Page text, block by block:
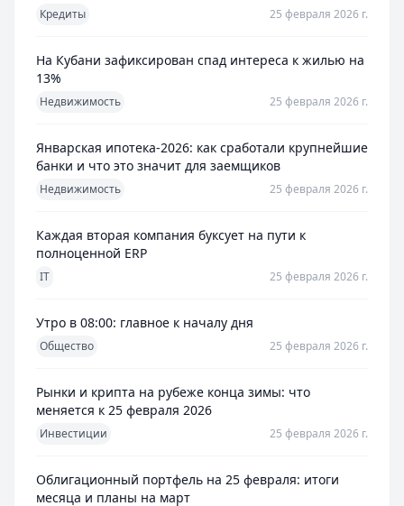
Кредиты 25 февраля 2026 г.
На Кубани зафиксирован спад интереса к жилью на
13%
Недвижимость 25 февраля 2026 г.
Январская ипотека-2026: как сработали крупнейшие
банки и что это значит для заемщиков
Недвижимость 25 февраля 2026 г.
Каждая вторая компания буксует на пути к
полноценной ERP
IT 25 февраля 2026 г.
Утро в 08:00: главное к началу дня
Общество 25 февраля 2026 г.
Рынки и крипта на рубеже конца зимы: что
меняется к 25 февраля 2026
Инвестиции 25 февраля 2026 г.
Облигационный портфель на 25 февраля: итоги
месяца и планы на март